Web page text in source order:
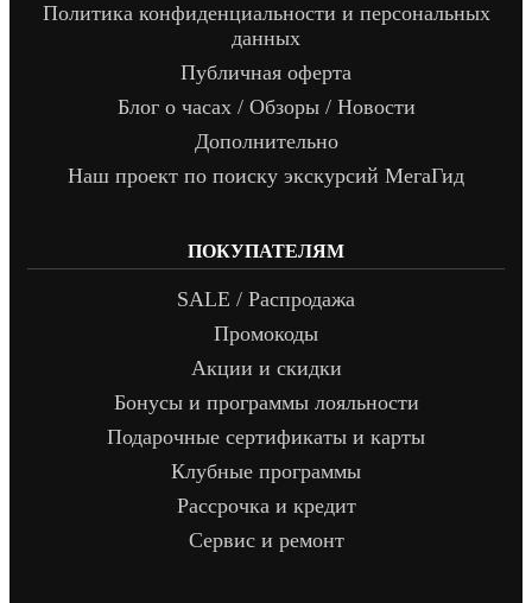
Политика конфиденциальности и персональных
данных
Публичная оферта
Блог о часах / Обзоры / Новости
Дополнительно
Наш проект по поиску экскурсий МегаГид
ПОКУПАТЕЛЯМ
SALE / Распродажа
Промокоды
Акции и скидки
Бонусы и программы лояльности
Подарочные сертификаты и карты
Клубные программы
Рассрочка и кредит
Сервис и ремонт